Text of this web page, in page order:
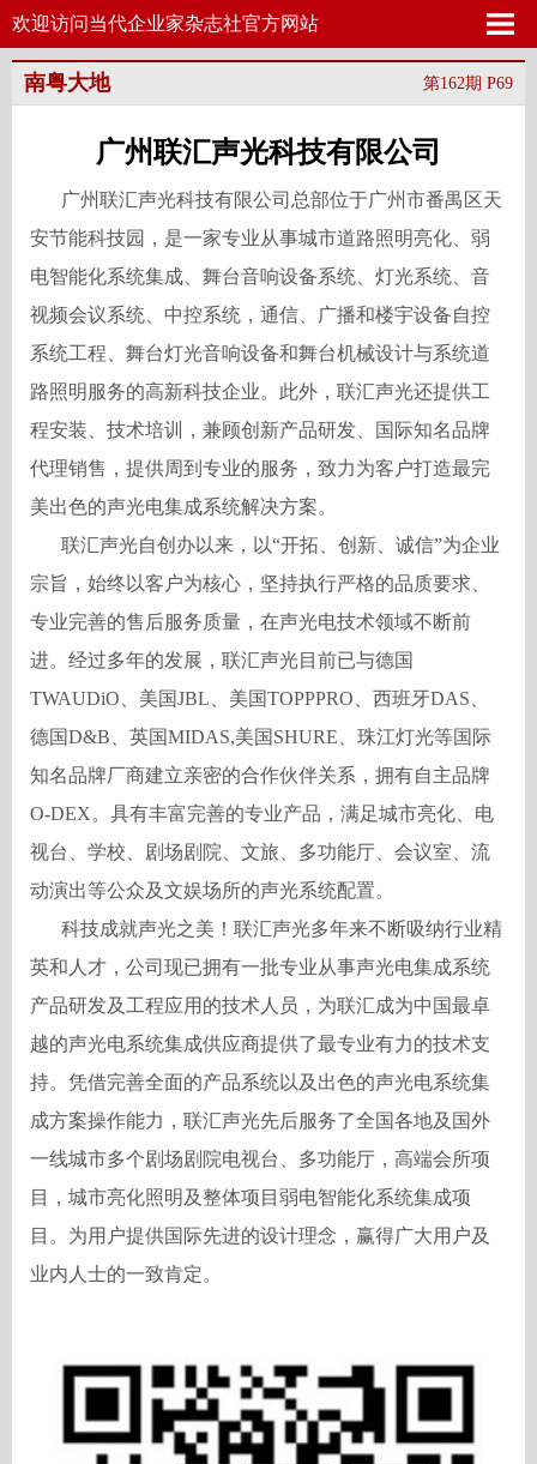
欢迎访问当代企业家杂志社官方网站
第162期 P69
南粤大地
广州联汇声光科技有限公司
广州联汇声光科技有限公司总部位于广州市番禺区天
安节能科技园，是一家专业从事城市道路照明亮化、弱
电智能化系统集成、舞台音响设备系统、灯光系统、音
视频会议系统、中控系统，通信、广播和楼宇设备自控
系统工程、舞台灯光音响设备和舞台机械设计与系统道
路照明服务的高新科技企业。此外，联汇声光还提供工
程安装、技术培训，兼顾创新产品研发、国际知名品牌
代理销售，提供周到专业的服务，致力为客户打造最完
美出色的声光电集成系统解决方案。
联汇声光自创办以来，以“开拓、创新、诚信”为企业
宗旨，始终以客户为核心，坚持执行严格的品质要求、
专业完善的售后服务质量，在声光电技术领域不断前
进。经过多年的发展，联汇声光目前已与德国
TWAUDiO、美国JBL、美国TOPPPRO、西班牙DAS、
德国D&B、英国MIDAS,美国SHURE、珠江灯光等国际
知名品牌厂商建立亲密的合作伙伴关系，拥有自主品牌
O-DEX。具有丰富完善的专业产品，满足城市亮化、电
视台、学校、剧场剧院、文旅、多功能厅、会议室、流
动演出等公众及文娱场所的声光系统配置。
科技成就声光之美！联汇声光多年来不断吸纳行业精
英和人才，公司现已拥有一批专业从事声光电集成系统
产品研发及工程应用的技术人员，为联汇成为中国最卓
越的声光电系统集成供应商提供了最专业有力的技术支
持。凭借完善全面的产品系统以及出色的声光电系统集
成方案操作能力，联汇声光先后服务了全国各地及国外
一线城市多个剧场剧院电视台、多功能厅，高端会所项
目，城市亮化照明及整体项目弱电智能化系统集成项
目。为用户提供国际先进的设计理念，赢得广大用户及
业内人士的一致肯定。